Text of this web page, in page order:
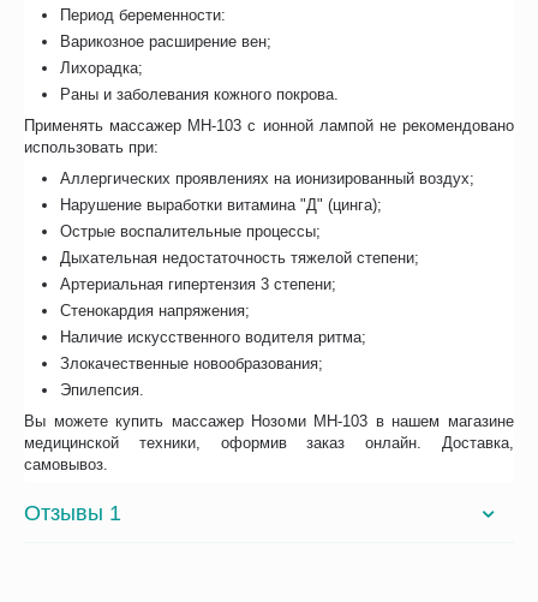
Период беременности:
Варикозное расширение вен;
Лихорадка;
Раны и заболевания кожного покрова.
Применять массажер МН-103 с ионной лампой не рекомендовано
использовать при:
Аллергических проявлениях на ионизированный воздух;
Нарушение выработки витамина "Д" (цинга);
Острые воспалительные процессы;
Дыхательная недостаточность тяжелой степени;
Артериальная гипертензия 3 степени;
Стенокардия напряжения;
Наличие искусственного водителя ритма;
Злокачественные новообразования;
Эпилепсия.
Вы можете купить массажер Нозоми МН-103 в нашем магазине
медицинской техники, оформив заказ онлайн. Доставка,
самовывоз.
Отзывы 1